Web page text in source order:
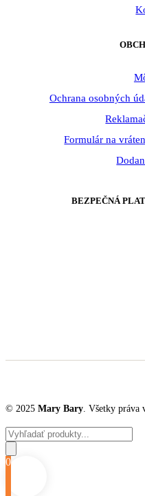
Ochrana osobných
Formulár na
BEZPEČNÁ
© 2025 Mary Bary . Všetky práva
Products
search
0